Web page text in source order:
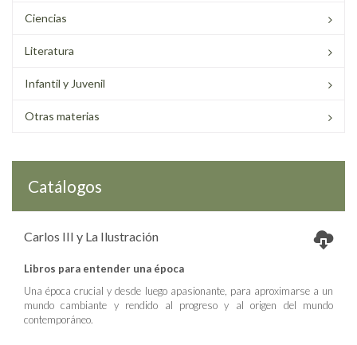
Ciencias
Literatura
Infantil y Juvenil
Otras materias
Catálogos
Carlos III y La Ilustración
Libros para entender una época
Una época crucial y desde luego apasionante, para aproximarse a un
mundo cambiante y rendido al progreso y al origen del mundo
contemporáneo.